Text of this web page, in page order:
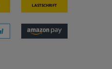
Lastschrift